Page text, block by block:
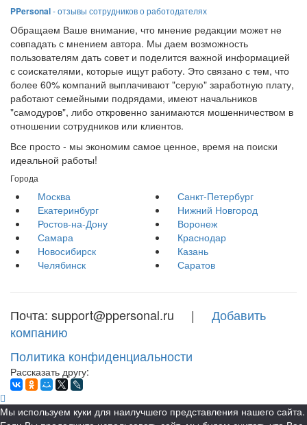
PPersonal- отзывы сотрудников о работодателях
Обращаем Ваше внимание, что мнение редакции может не
совпадать с мнением автора. Мы даем возможность
пользователям дать совет и поделится важной информацией
с соискателями, которые ищут работу. Это связано с тем, что
более 60% компаний выплачивают "серую" заработную плату,
работают семейными подрядами, имеют начальников
"самодуров", либо откровенно занимаются мошенничеством в
отношении сотрудников или клиентов.
Все просто - мы экономим самое ценное, время на поиски
идеальной работы!
Города
Москва
Санкт-Петербург
Екатеринбург
Нижний Новгород
Ростов-на-Дону
Воронеж
Самара
Краснодар
Новосибирск
Казань
Челябинск
Саратов
Почта: support@ppersonal.ru | Добавить
компанию
Политика конфиденциальности
Рассказать другу:
Мы используем куки для наилучшего представления нашего сайта.